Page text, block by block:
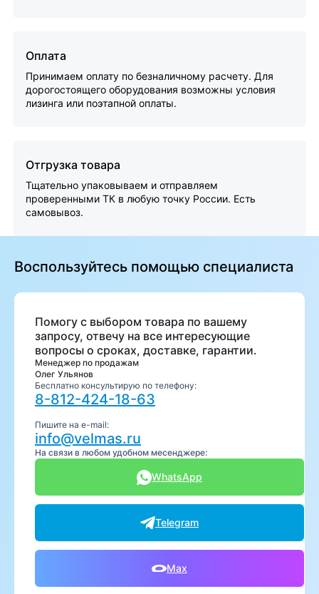
Оплата
Принимаем оплату по безналичному расчету. Для
дорогостоящего оборудования возможны условия
лизинга или поэтапной оплаты.
Отгрузка товара
Тщательно упаковываем и отправляем
проверенными ТК в любую точку России. Есть
самовывоз.
Воспользуйтесь помощью специалиста
Помогу с выбором товара по вашему
запросу, отвечу на все интересующие
вопросы о сроках, доставке, гарантии.
Менеджер по продажам
Олег Ульянов
Бесплатно консультирую по телефону:
8-812-424-18-63
Пишите на e-mail:
info@velmas.ru
На связи в любом удобном месенджере:
WhatsApp
Telegram
Max